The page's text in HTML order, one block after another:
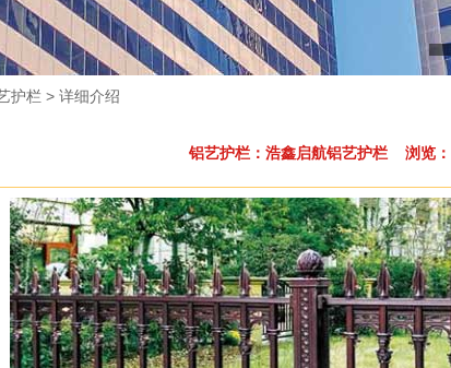
护栏 > 详细介绍
铝艺护栏：浩鑫启航铝艺护栏 浏览